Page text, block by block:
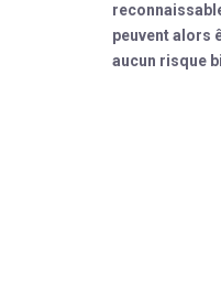
peuvent alors
aucun risque